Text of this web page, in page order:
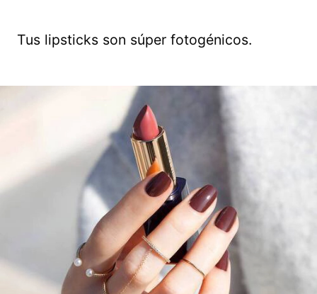
Tus lipsticks son súper fotogénicos.